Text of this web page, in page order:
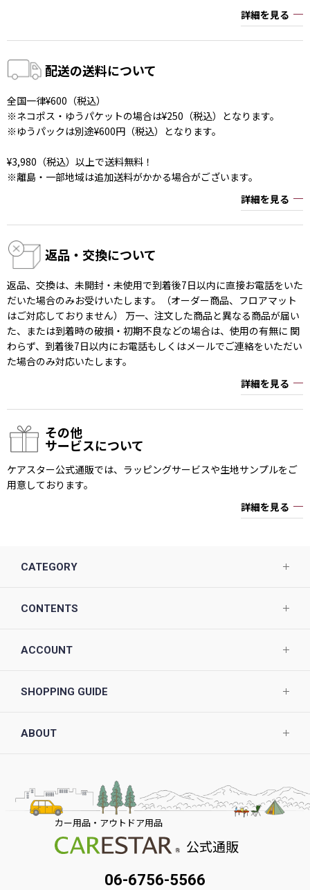
詳細を見る
配送の送料について
全国一律¥600（税込）
※ネコポス・ゆうパケットの場合は¥250（税込）となります。
※ゆうパックは別途¥600円（税込）となります。
¥3,980（税込）以上で送料無料！
※離島・一部地域は追加送料がかかる場合がございます。
詳細を見る
返品・交換について
返品、交換は、未開封・未使用で到着後7日以内に直接お電話をいた
だいた場合のみお受けいたします。（オーダー商品、フロアマット
はご対応しておりません） 万一、注文した商品と異なる商品が届い
た、または到着時の破損・初期不良などの場合は、使用の有無に 関
わらず、到着後7日以内にお電話もしくはメールでご連絡をいただい
た場合のみ対応いたします。
詳細を見る
その他
サービスについて
ケアスター公式通販では、ラッピングサービスや生地サンプルをご
用意しております。
詳細を見る
CATEGORY
CONTENTS
ACCOUNT
SHOPPING GUIDE
ABOUT
カー用品・アウトドア用品
公式通販
06-6756-5566